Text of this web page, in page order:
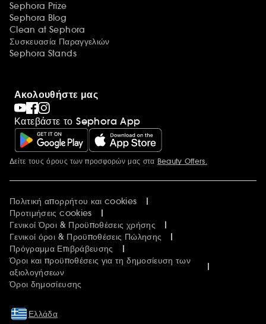
Sephora Prize
Sephora Blog
Clean at Sephora
Συσκευασία Παραγγελιών
Sephora Stands
Ακολουθήστε μας
Κατεβάστε το Sephora App
Περισσότερες πληροφορίες
Δείτε τους όρους των προσφορών μας στα Beauty Offers.
Πολιτική απορρήτου και cookies
Προτιμήσεις cookies
Γενικοί Όροι & Προϋποθέσεις χρήσης
Γενικοί όροι & Προϋποθέσεις Πώλησης
Πρόγραμμα Επιβράβευσης
Όροι και προϋποθέσεις για τη δημοσίευση των
αξιολογήσεων
Όροι δημοσίευσης
Ελλάδα